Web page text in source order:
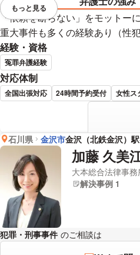
「依頼を断らない」をモットー
重大事件も多くの経験あり（性
経験・資格
冤罪弁護経験
対応体制
全国出張対応 24時間予約受付 女性ス
視覚的に省略されている要素を
もっと見る
石川県 金沢市金沢（北鉄金沢）駅
加藤 久美
大本総合法律事
解決事例 1
犯罪・刑事事件 のご相談は